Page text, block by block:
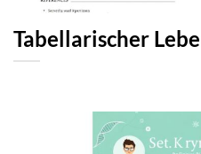
Tabellarischer